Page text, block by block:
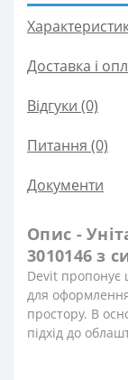
Доставка і
Відгуки (0)
Питання (0)
Документи
Опис -
3010146 з
Devit пропонує
для
простору. В
підхід до